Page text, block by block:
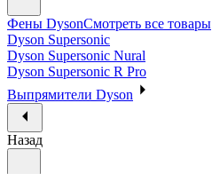
Фены DysonСмотреть все товары
Dyson Supersonic
Dyson Supersonic Nural
Dyson Supersonic R Pro
Выпрямители Dyson
Назад